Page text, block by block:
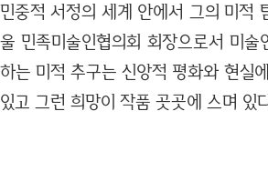
민중적 서정의 세계 안에서 그의 미적
울 민족미술인협의회 회장으로서 미
하는 미적 추구는 신앙적 평화와 현실
있고 그런 희망이 작품 곳곳에 스며 있